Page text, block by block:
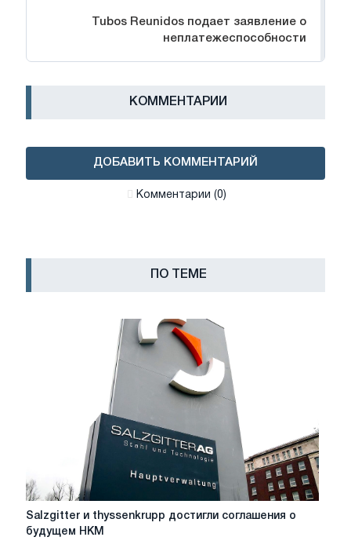
Tubos Reunidos подает заявление о
неплатежеспособности
КОММЕНТАРИИ
ДОБАВИТЬ КОММЕНТАРИЙ
Комментарии (0)
ПО ТЕМЕ
Salzgitter
и
Salzgitter и thyssenkrupp достигли соглашения о
будущем HKM